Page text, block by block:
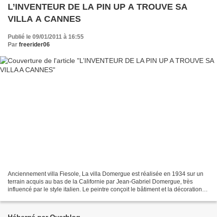
L’INVENTEUR DE LA PIN UP A TROUVE SA
VILLA A CANNES
Publié le 09/01/2011 à 16:55
Par freerider06
Anciennement villa Fiesole, La villa Domergue est réalisée en 1934 sur un
terrain acquis au bas de la Californie par Jean-Gabriel Domergue, très
influencé par le style italien. Le peintre conçoit le bâtiment et la décoration